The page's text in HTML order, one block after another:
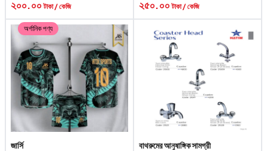
২০০.০০টাকা / কেজি ২৫০.০০টাকা / কেজি
অর্গানিক পণ্য
জার্সি
বাথরুমের আনুষাঙ্গিক সামগ্রী